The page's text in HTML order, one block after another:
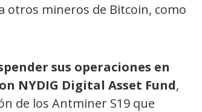
otros mineros de Bitcoin, como
sus operaciones en
NYDIG Digital Asset Fund,
de los Antminer S19 que